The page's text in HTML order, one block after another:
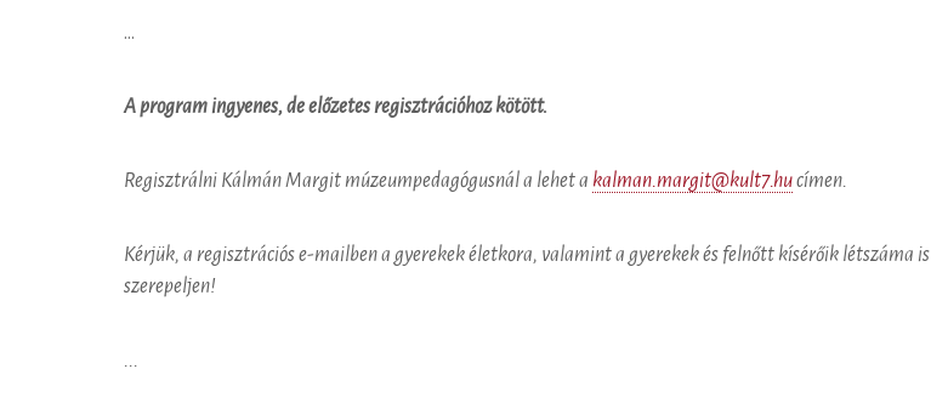
...
A program ingyenes, de előzetes regisztrációhoz kötött.
Regisztrálni Kálmán Margit múzeumpedagógusnál a lehet a kalman.margit@kult7.hucímen.
Kérjük, a regisztrációs e-mailben a gyerekek életkora, valamint a gyerekek és felnőtt kísérőik létszáma is
szerepeljen!
...